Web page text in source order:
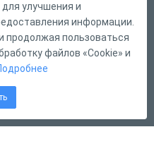
улучшения и
информации.
продолжая пользоваться
файлов «Cookie» и